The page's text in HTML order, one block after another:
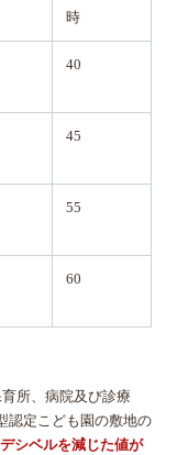
時
40
45
55
60
所、病院及び診療
認定こども園の敷地の
シベルを減じた値が